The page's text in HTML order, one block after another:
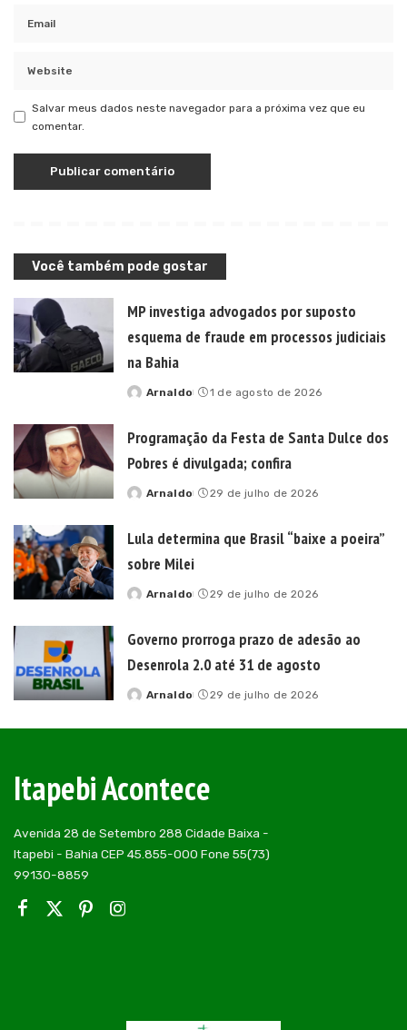
Salvar meus dados neste navegador para a próxima vez que eu
comentar.
Você também pode gostar
MP investiga advogados por suposto
esquema de fraude em processos judiciais
na Bahia
Posted
Arnaldo 1 de agosto de 2026
Programação da Festa de Santa Dulce dos
Pobres é divulgada; confira
Posted
Arnaldo 29 de julho de 2026
Lula determina que Brasil “baixe a poeira”
sobre Milei
Posted
Arnaldo 29 de julho de 2026
Governo prorroga prazo de adesão ao
Desenrola 2.0 até 31 de agosto
Posted
Arnaldo 29 de julho de 2026
Itapebi Acontece
Avenida 28 de Setembro 288 Cidade Baixa -
Itapebi - Bahia CEP 45.855-000 Fone 55(73)
99130-8859